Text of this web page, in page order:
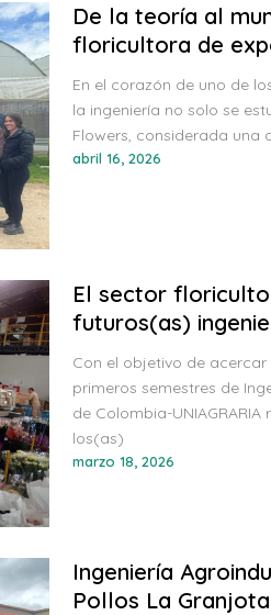
De la teoría al
floricultora de
En el corazón de uno de
la ingeniería no solo se
Flowers, considerada una
abril 16, 2026
El sector
futuros(as)
Con el objetivo de
primeros semestres de
de Colombia-
los(as)
marzo 18, 2026
Ingeniería
Pollos La Granjota